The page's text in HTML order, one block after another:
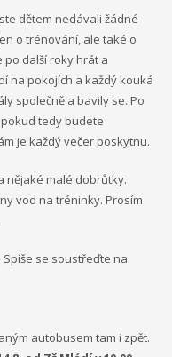
dětem nedávali žádné
o trénování, ale také o
další roky hrát a
na pokojích a každý kouká
společně a bavily se. Po
tedy budete
je každý večer poskytnu.
nějaké malé dobrůtky.
vod na tréninky. Prosím
se soustřeďte na
autobusem tam i zpět.